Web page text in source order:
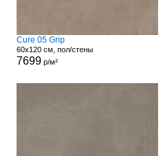
Cure 05 Grip
60x120 см, пол/стены
7699р/м²